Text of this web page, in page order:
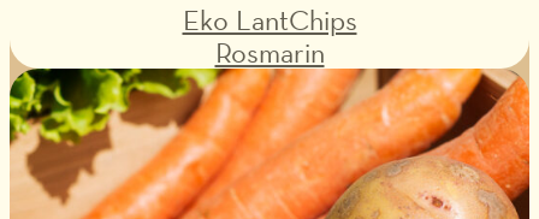
Eko LantChips
Rosmarin